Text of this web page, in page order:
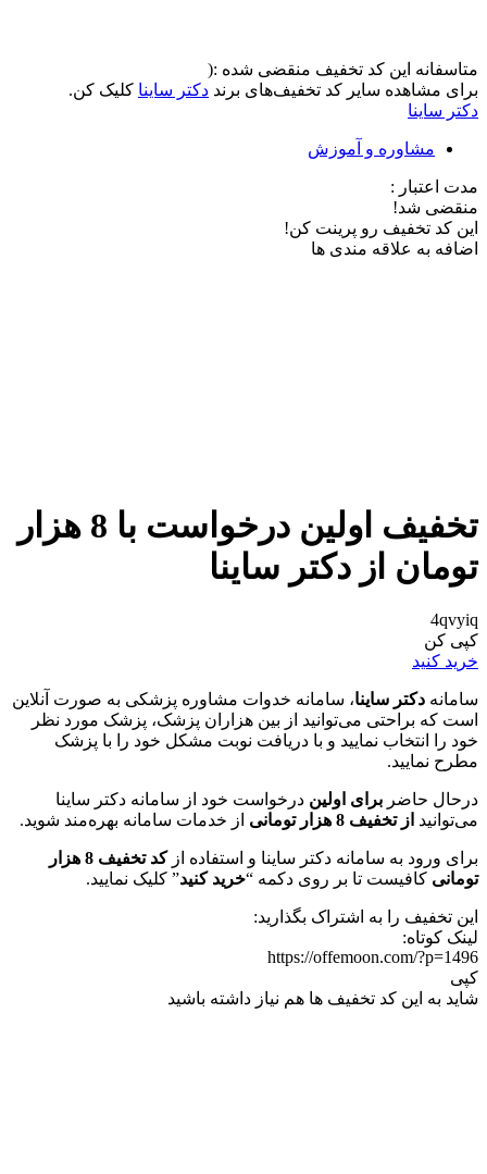
متاسفانه این کد تخفیف منقضی شده :(
برای مشاهده سایر کد تخفیف‌های برند دکتر ساینا کلیک کن.
دکتر ساینا
مشاوره و آموزش
مدت اعتبار :
منقضی شد!
این کد تخفیف رو پرینت کن!
اضافه به علاقه مندی ها
تخفیف اولین درخواست با 8 هزار
تومان از دکتر ساینا
4qvyiq
کپی کن
خرید کنید
سامانه دکتر ساینا، سامانه خدوات مشاوره پزشکی به صورت آنلاین
است که براحتی می‌توانید از بین هزاران پزشک، پزشک مورد نظر
خود را انتخاب نمایید و با دریافت نوبت مشکل خود را با پزشک
مطرح نمایید.
درحال حاضر برای اولین درخواست خود از سامانه دکتر ساینا
می‌توانید از تخفیف 8 هزار تومانی از خدمات سامانه بهره‌مند شوید.
برای ورود به سامانه دکتر ساینا و استفاده از
کد تخفیف 8 هزار
تومانی کافیست تا بر روی دکمه “خرید کنید” کلیک نمایید.
این تخفیف را به اشتراک بگذارید:
لینک کوتاه:
https://offemoon.com/?p=1496
کپی
شاید به این کد تخفیف ها هم نیاز داشته باشید